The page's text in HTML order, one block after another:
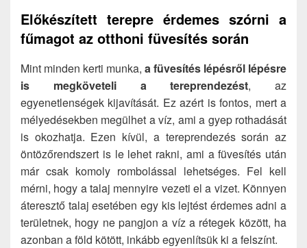
Előkészített terepre érdemes szórni a
fűmagot az otthoni füvesítés során
Mint minden kerti munka, a füvesítés lépésről lépésre
is megköveteli a tereprendezést, az
egyenetlenségek kijavítását. Ez azért is fontos, mert a
mélyedésekben megülhet a víz, ami a gyep rothadását
is okozhatja. Ezen kívül, a tereprendezés során az
öntözőrendszert is le lehet rakni, ami a füvesítés után
már csak komoly rombolással lehetséges. Fel kell
mérni, hogy a talaj mennyire vezeti el a vizet. Könnyen
áteresztő talaj esetében egy kis lejtést érdemes adni a
területnek, hogy ne pangjon a víz a rétegek között, ha
azonban a föld kötött, inkább egyenlítsük ki a felszínt.